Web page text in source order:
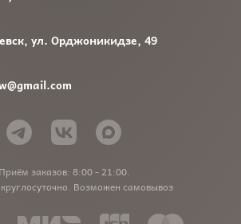
Приём заказов: 8:00 - 21:00.
Возможен самовывоз
ул. Орджоникидзе, 49